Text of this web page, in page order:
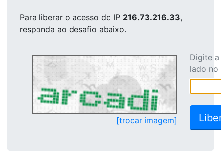
Para liberar o acesso do IP 216.73.216.33,
responda ao desafio abaixo.
[trocar imagem]
Digite
lado no